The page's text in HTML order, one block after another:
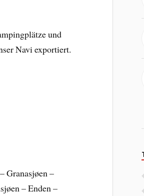
und
Navi exportiert.
Granasjøen –
– Enden –